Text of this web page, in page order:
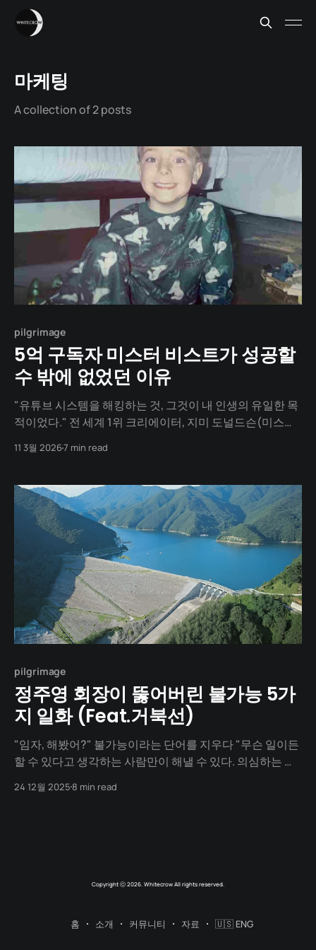
마케팅
A collection of 2 posts
pilgrimage
5억 구독자 미스터 비스트가 성공할
수 밖에 없었던 이유
"유튜브 시스템을 해킹하는 것, 그것이 내 인생의 유일한 목
적이었다." 전 세계 1위 크리에이터, 지미 도널드슨(미스터
원을 쏟아붓고, 전 세계 수억 명의 환호를 받는 그의 '현재'를
스케일만 봅니다. 하지만 그 실행력의
11 3월 20267 min read
pilgrimage
정주영 회장이 뚫어버린 불가능 5가
지 일화 (Feat.거북선)
"임자, 해봤어?" 불가능이라는 단어를 지우다 "무슨 일이든
할 수 있다고 생각하는 사람만이 해낼 수 있다. 의심하는 사
도, 기술도, 돈도 없었다. 있는 것이라곤 "잘 살아보세"라는
24 12월 20258 min read
Copyright ⓒ 2026. Whitecrow All rights reserved.
홈 소개 커뮤니티 자료 🇺🇸 ENG